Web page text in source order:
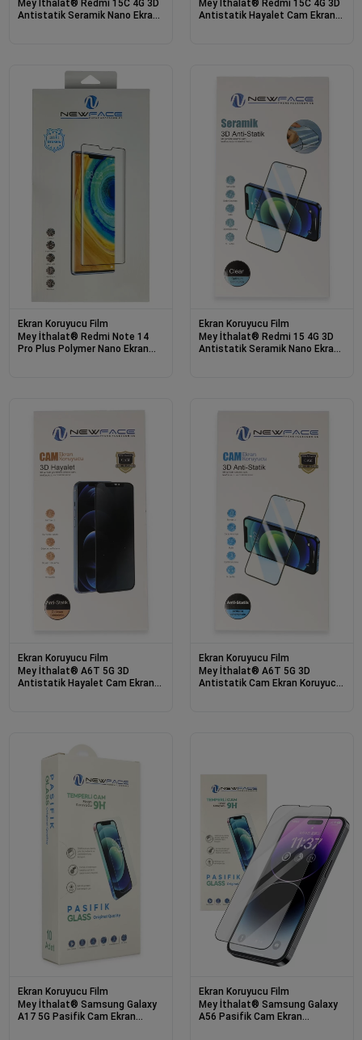
Mey İthalat® Redmi 15C 4G 3D
Antistatik Seramik Nano Ekran
Mey İthalat® Redmi 15C 4G 3D
Antistatik Hayalet Cam Ekran
Ekran Koruyucu Film
Mey İthalat® Redmi Note 14
Pro Plus Polymer Nano Ekran
Ekran Koruyucu Film
Mey İthalat® Redmi 15 4G 3D
Antistatik Seramik Nano Ekran
Ekran Koruyucu Film
Mey İthalat® A6T 5G 3D
Antistatik Hayalet Cam Ekran
Ekran Koruyucu Film
Mey İthalat® A6T 5G 3D
Antistatik Cam Ekran Koruyucu
Ekran Koruyucu Film
Mey İthalat® Samsung Galaxy
A17 5G Pasifik Cam Ekran
Ekran Koruyucu Film
Mey İthalat® Samsung Galaxy
A56 Pasifik Cam Ekran